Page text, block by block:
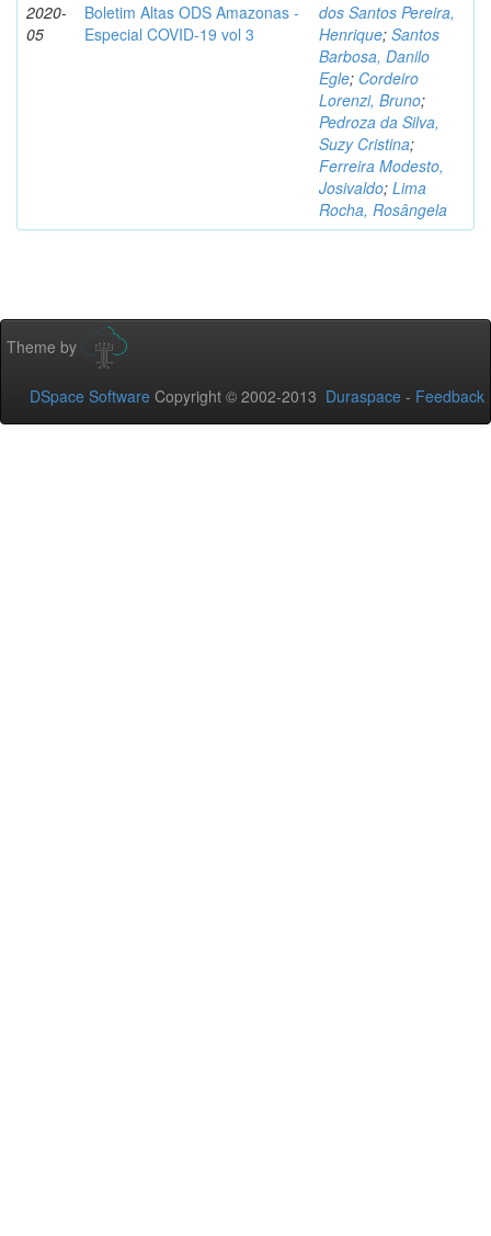
2020-
05
Boletim Altas ODS Amazonas -
Especial COVID-19 vol 3
dos Santos Pereira,
Henrique; Santos
Barbosa, Danilo
Egle; Cordeiro
Lorenzi, Bruno;
Pedroza da Silva,
Suzy Cristina;
Ferreira Modesto,
Josivaldo; Lima
Rocha, Rosângela
Theme by
DSpace Software Copyright © 2002-2013 Duraspace - Feedback